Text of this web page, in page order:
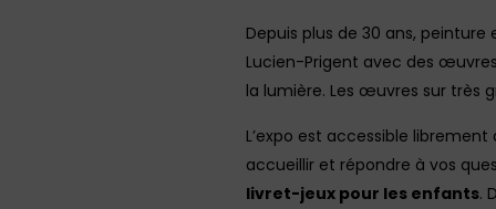
Depuis plus de 30 ans, peinture
Lucien-Prigent avec des
la lumière. Les œuvres sur très
L’expo est accessible
accueillir et répondre à vos
livret-jeux pour les enfants.